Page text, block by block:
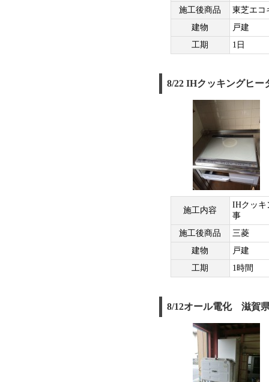
施工後商品
東芝エコ
建物
戸建
工期
1日
8/22 IHクッキングヒー
施工内容
IHクッキ
事
施工後商品
三菱
建物
戸建
工期
1時間
8/12オール電化 滋賀